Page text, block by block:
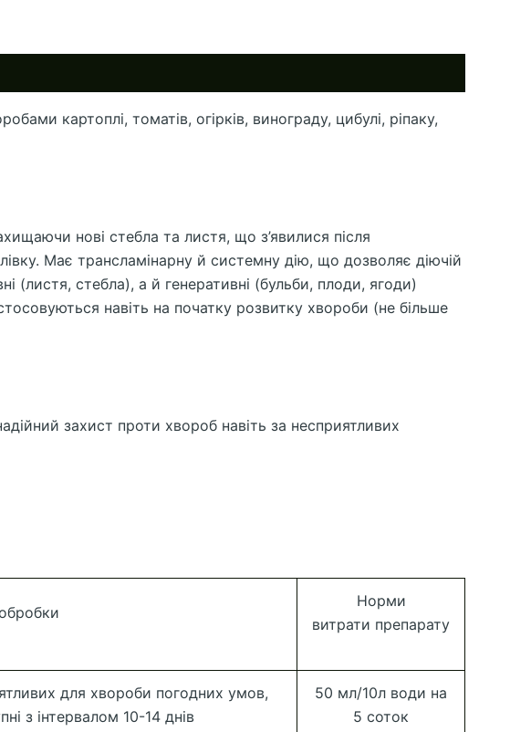
картоплі, томатів, огірків, винограду, цибулі, ріпаку,
нові стебла та листя, що з’явилися після
Має трансламінарну й системну дію, що дозволяє діючій
(листя, стебла), а й генеративні (бульби, плоди, ягоди)
навіть на початку розвитку хвороби (не більше
захист проти хвороб навіть за несприятливих
Норми
витрати препарату
для хвороби погодних умов,
з інтервалом 10-14 днів
50 мл/10л води на
5 соток